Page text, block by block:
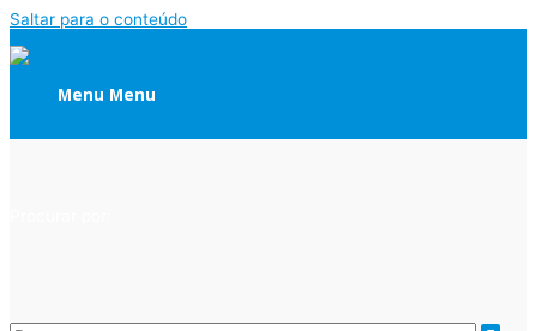
Saltar para o conteúdo
Menu Menu